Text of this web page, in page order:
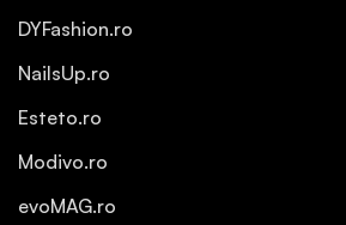
DYFashion.ro
NailsUp.ro
Esteto.ro
Modivo.ro
evoMAG.ro